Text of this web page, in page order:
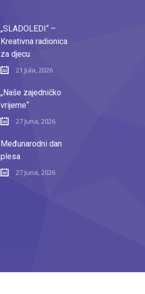
„SLADOLEDI“ –
Kreativna radionica
za djecu
21 Jula, 2026
„Naše zajedničko
vrijeme“
27 Juna, 2026
Međunarodni dan
plesa
27 Juna, 2026